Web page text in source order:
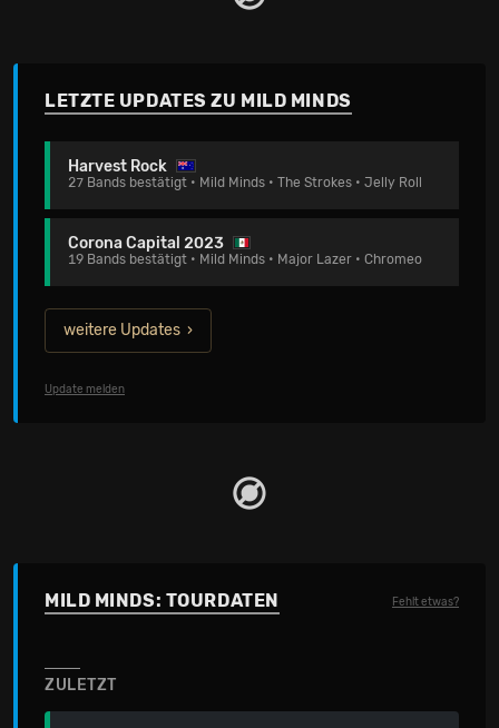
LETZTE UPDATES ZU MILD MINDS
Harvest Rock
27 Bands bestätigt • Mild Minds • The Strokes • Jelly Roll
Corona Capital 2023
19 Bands bestätigt • Mild Minds • Major Lazer • Chromeo
weitere Updates
Update melden
MILD MINDS: TOURDATEN Fehlt etwas?
ZULETZT